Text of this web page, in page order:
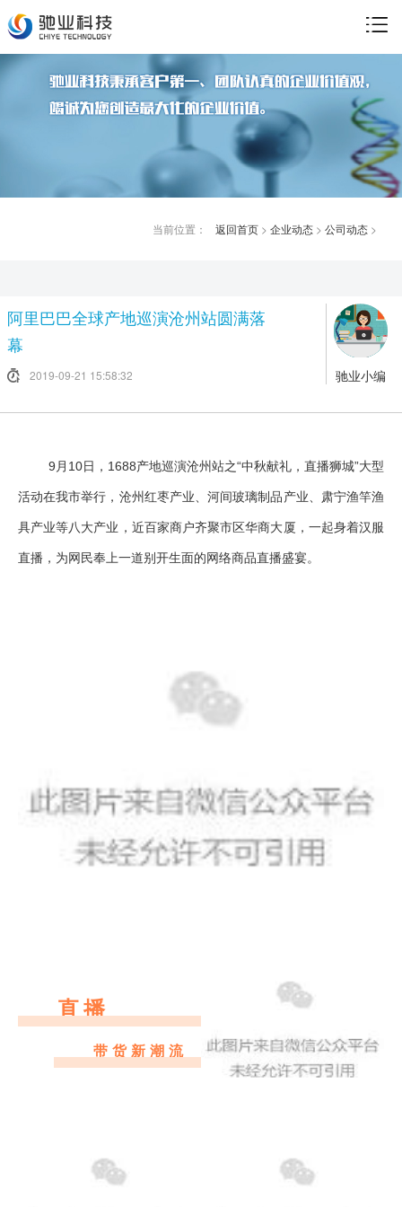
当前位置： 返回首页 > 企业动态 > 公司动态 >
阿里巴巴全球产地巡演沧州站圆满落
幕
2019-09-21 15:58:32 驰业小编
9 月 10日， 1688产地巡演沧州站之“中秋献礼，直播狮城”大型
活动在我市举行，沧州红枣产业、河间玻璃制品产业、肃宁渔竿渔
具产业等八大产业，近百家商户齐聚市区华商大厦，一起身着汉服
直播，为网民奉上一道别开生面的网络商品直播盛宴。
直播
带货新潮流